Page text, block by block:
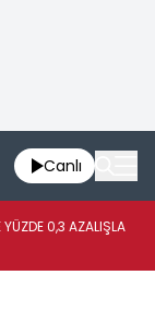
Canlı
0,3 AZALIŞLA